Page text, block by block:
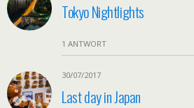
Tokyo Nightlights
1 ANTWORT
30/07/2017
Last day in Japan